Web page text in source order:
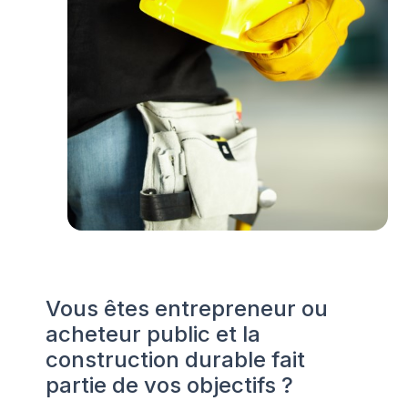
Vous êtes entrepreneur ou
acheteur public et la
construction durable fait
partie de vos objectifs ?